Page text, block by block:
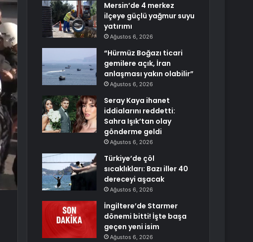
Mersin’de 4 merkez
ilçeye güçlü yağmur suyu
yatırımı
Ağustos 6, 2026
“Hürmüz Boğazı ticari
gemilere açık, İran
anlaşması yakın olabilir”
Ağustos 6, 2026
Seray Kaya ihanet
iddialarını reddetti:
Sahra Işık’tan olay
gönderme geldi
Ağustos 6, 2026
Türkiye’de çöl
sıcaklıkları: Bazı iller 40
dereceyi aşacak
Ağustos 6, 2026
İngiltere’de Starmer
dönemi bitti! İşte başa
geçen yeni isim
Ağustos 6, 2026